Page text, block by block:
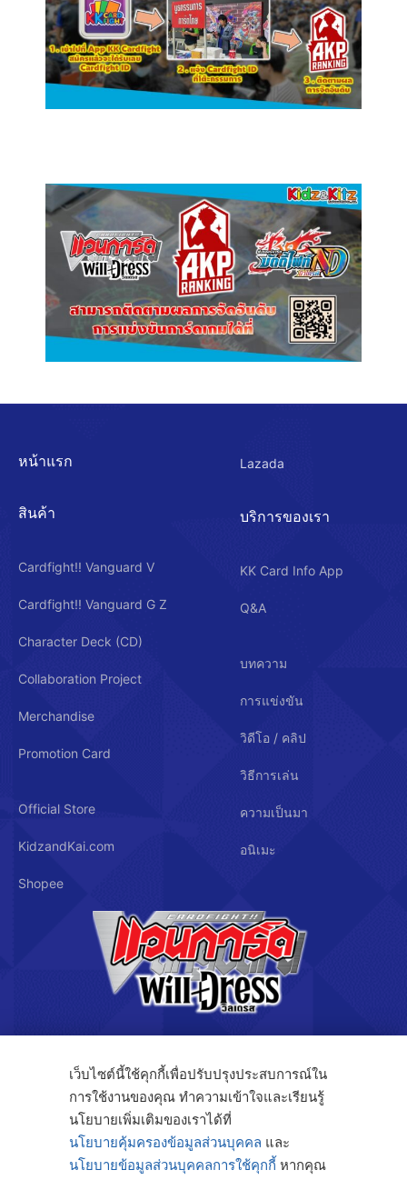
หน้าแรก
สินค้า
Cardfight!! Vanguard V
Cardfight!! Vanguard G Z
Character Deck (CD)
Collaboration Project
Merchandise
Promotion Card
Official Store
KidzandKai.com
Shopee
Lazada
บริการของเรา
KK Card Info App
Q&A
บทความ
การแข่งขัน
วิดีโอ / คลิป
วิธีการเล่น
ความเป็นมา
อนิเมะ
บริษัท คิดซ์ แอนด์ คิทซ์ จำกัด
122/3 ถ.กรุงเทพกรีฑา แขวงทับช้าง เขตสะพานสูง กรุงเทพฯ 10250
โทร. 091-808-4414
เว็บไซต์นี้ใช้คุกกี้เพื่อปรับปรุงประสบการณ์ใน
การใช้งานของคุณ ทำความเข้าใจและเรียนรู้
นโยบายเพิ่มเติมของเราได้ที่
นโยบายคุ้มครองข้อมูลส่วนบุคคล และ
นโยบายข้อมูลส่วนบุคคลการใช้คุกกี้ หากคุณ